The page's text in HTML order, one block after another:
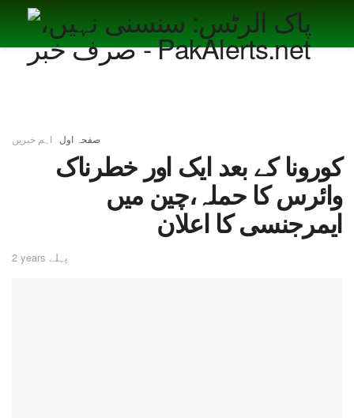
صفحہ اول اہم خبریں
کورونا کے بعد ایک اور خطرناک
وائرس کا حملہ،چین میں
ایمرجنسی کا اعلان
2 years پہلے